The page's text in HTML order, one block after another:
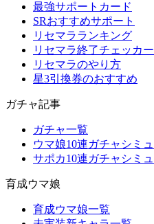
最強サポートカード
SRおすすめサポート
リセマラランキング
リセマラ終了チェッカー
リセマラのやり方
星3引換券のおすすめ
ガチャ記事
ガチャ一覧
ウマ娘10連ガチャシミュ
サポカ10連ガチャシミュ
育成ウマ娘
育成ウマ娘一覧